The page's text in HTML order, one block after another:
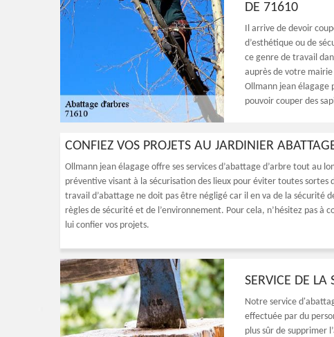
DE 71610
Il arrive de devoir
d’esthétique ou de
ce genre de travail
auprès de votre
Ollmann jean élagage
pouvoir couper des
CONFIEZ VOS PROJETS AU JARDINIER
Ollmann jean élagage offre ses services d’abattage d’arbre tout au
préventive visant à la sécurisation des lieux pour éviter toutes
travail d’abattage ne doit pas être négligé car il en va de la sécurité
règles de sécurité et de l’environnement. Pour cela, n’hésitez pas
lui confier vos projets.
SERVICE DE LA
Notre service
effectuée par du
plus sûr de supprimer